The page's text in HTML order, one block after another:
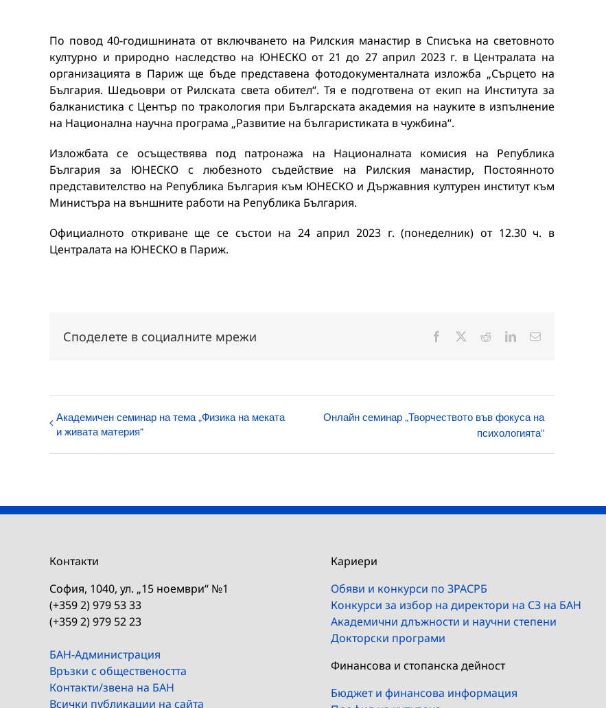
По повод 40-годишнината от включването на Рилския манастир в Списъка на световното
културно и природно наследство на ЮНЕСКО от 21 до 27 април 2023 г. в Централата на
организацията в Париж ще бъде представена фотодокументалната изложба „Сърцето на
България. Шедьоври от Рилската света обител“. Тя е подготвена от екип на Института за
балканистика с Център по тракология при Българската академия на науките в изпълнение
на Национална научна програма „Развитие на българистиката в чужбина“.
Изложбата се осъществява под патронажа на Националната комисия на Република
България за ЮНЕСКО с любезното съдействие на Рилския манастир, Постоянното
представителство на Република България към ЮНЕСКО и Държавния културен институт към
Министъра на външните работи на Република България.
Официалното откриване ще се състои на 24 април 2023 г. (понеделник) от 12.30 ч. в
Централата на ЮНЕСКО в Париж.
Споделете в социалните мрежи Facebook RedditLinkedInЕлектронна
Академичен семинар на тема „Физика на меката
и живата материя“
Онлайн семинар „Творчеството във фокуса на
психологията“
Контакти
София, 1040, ул. „15 ноември“ №1
(+359 2) 979 53 33
(+359 2) 979 52 23
БАН-Администрация
Връзки с обществеността
Контакти/звена на БАН
Всички публикации на сайта
Кариери
Обяви и конкурси по ЗРАСРБ
Конкурси за избор на директори на СЗ на БАН
Академични длъжности и научни степени
Докторски програми
Финансова и стопанска дейност
Бюджет и финансова информация